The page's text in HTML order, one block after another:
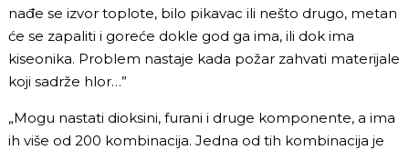
nađe se izvor toplote, bilo pikavac ili nešto drugo, metan
će se zapaliti i goreće dokle god ga ima, ili dok ima
kiseonika. Problem nastaje kada požar zahvati materijale
koji sadrže hlor…”
„Mogu nastati dioksini, furani i druge komponente, a ima
ih više od 200 kombinacija. Jedna od tih kombinacija je